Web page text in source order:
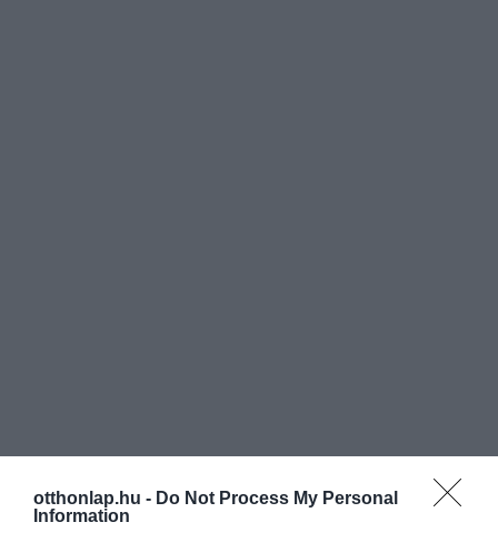
otthonlap.hu - Do Not Process My Personal
Information